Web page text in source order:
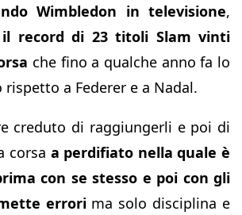
Wimbledon in televisione,
record di 23 titoli Slam vinti
che fino a qualche anno fa lo
a Federer e a Nadal.
creduto di raggiungerli e poi di
corsa a perdifiato nella quale è
con se stesso e poi con gli
errorima solo disciplina e